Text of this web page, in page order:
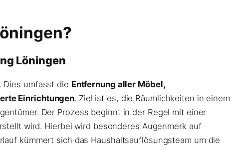
Löningen
Dies umfasst die Entfernung aller Möbel,
Einrichtungen. Ziel ist es, die Räumlichkeiten in einem
Der Prozess beginnt in der Regel mit einer
wird. Hierbei wird besonderes Augenmerk auf
kümmert sich das Haushaltsauflösungsteam um die